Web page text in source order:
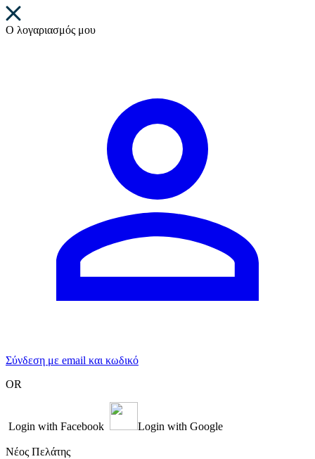
Ο λογαριασμός μου
Σύνδεση με email και κωδικό
OR
Login with Facebook Login with Google
Νέος Πελάτης